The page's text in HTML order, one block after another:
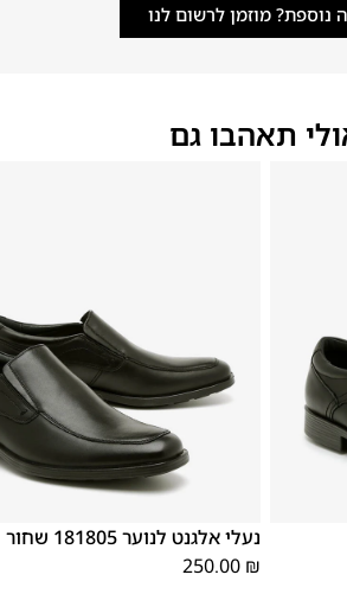
נוספת? מוזמן לרשום לנו
תאהבו גם
נעלי אלגנט לנוער 181805 שחור
250.00 ₪